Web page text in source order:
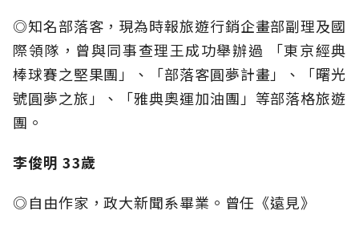
◎知名部落客，現為時報旅遊行銷企畫部副理及國
際領隊，曾與同事查理王成功舉辦過 「東京經典
棒球賽之堅果團」、「部落客圓夢計畫」、「曙光
號圓夢之旅」、「雅典奧運加油團」等部落格旅遊
團。
李俊明 33歲
◎自由作家，政大新聞系畢業。曾任《遠見》